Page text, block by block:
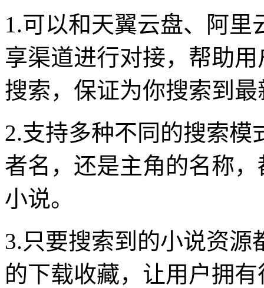
1.可以和天翼云盘、阿
享渠道进行对接，帮助
搜索，保证为你搜索到
2.支持多种不同的搜索
者名，还是主角的名称
小说。
3.只要搜索到的小说资
的下载收藏，让用户拥